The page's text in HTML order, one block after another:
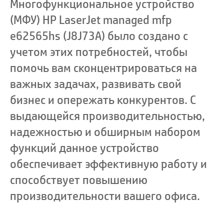
Многофункциональное устройство
(МФУ) HP LaserJet managed mfp
e62565hs (J8J73A) было создано с
учетом этих потребностей, чтобы
помочь вам сконцентрироваться на
важных задачах, развивать свой
бизнес и опережать конкурентов. С
выдающейся производительностью,
надежностью и обширным набором
функций данное устройство
обеспечивает эффективную работу и
способствует повышению
производительности вашего офиса.